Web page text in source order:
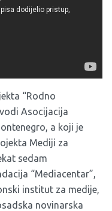
“Rodno
Asocijacija
a koji je
Mediji za
sedam
“Mediacentar”,
institut za medije,
novinarska